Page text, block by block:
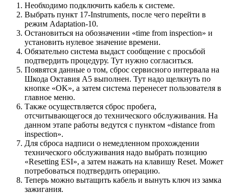
Необходимо подключить кабель к системе.
Выбрать пункт 17-Instruments, после чего перейти в
режим Adaptation-10.
Остановиться на обозначении «time from inspection» и
установить нулевое значение времени.
Обязательно система выдаст сообщение с просьбой
подтвердить процедуру. Тут нужно согласиться.
Появятся данные о том, сброс сервисного интервала на
Шкода Октавия А5 выполнен. Тут надо щелкнуть по
кнопке «OK», а затем система перенесет пользователя в
главное меню.
Также осуществляется сброс пробега,
отсчитывающегося до технического обслуживания. На
данном этапе работы ведутся с пунктом «distance from
inspection».
Для сброса надписи о немедленном прохождении
технического обслуживания надо выбрать позицию
«Resetting ESI», а затем нажать на клавишу Reset. Может
потребоваться подтвердить операцию.
Теперь можно вытащить кабель и вынуть ключ из замка
зажигания.